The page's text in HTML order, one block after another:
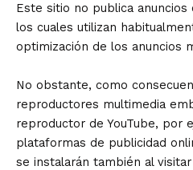
Este sitio no publica
los cuales utilizan
optimización de los anuncios
No obstante, como
reproductores multimedia
reproductor de YouTube, por
plataformas de publicidad
se instalarán también al visitar